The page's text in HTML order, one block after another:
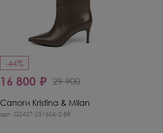
-44%
16 800 ₽ 29 900
Сапоги Kristina & Milan
арт. G2427-251606-2-BR